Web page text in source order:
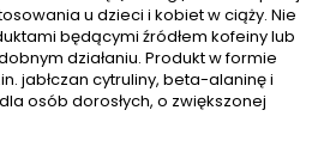
u dzieci i kobiet w ciąży. Nie
będącymi źródłem kofeiny lub
działaniu. Produkt w formie
jabłczan cytruliny, beta-alaninę i
osób dorosłych, o zwiększonej